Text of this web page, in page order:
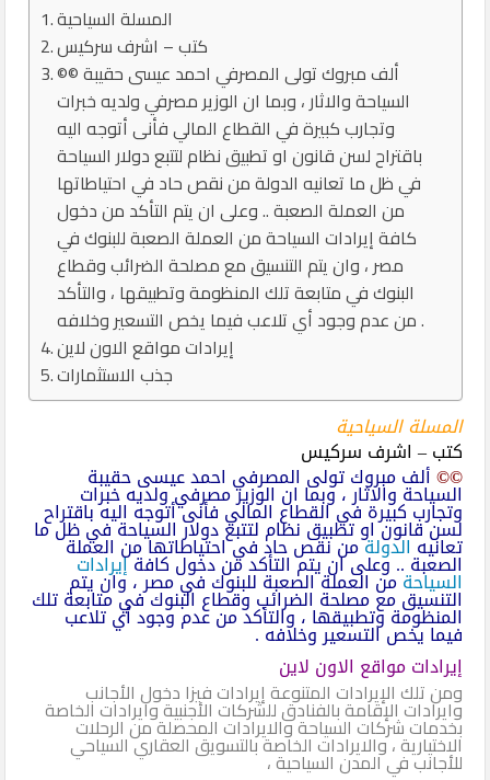
المسلة السياحية
كتب – اشرف سركيس
©© ألف مبروك تولى المصرفي احمد عيسى حقيبة
السياحة والاثار ، وبما ان الوزير مصرفي ولديه خبرات
وتجارب كبيرة في القطاع المالي فأنى أتوجه اليه
باقتراح لسن قانون او تطبيق نظام لتتبع دولار السياحة
في ظل ما تعانيه الدولة من نقص حاد في احتياطاتها
من العملة الصعبة .. وعلى ان يتم التأكد من دخول
كافة إيرادات السياحة من العملة الصعبة للبنوك في
مصر ، وان يتم التنسيق مع مصلحة الضرائب وقطاع
البنوك في متابعة تلك المنظومة وتطبيقها ، والتأكد
من عدم وجود أي تلاعب فيما يخص التسعير وخلافه .
إيرادات مواقع الاون لاين
جذب الاستثمارات
المسلة السياحية
كتب – اشرف سركيس
©©ألف مبروك تولى المصرفي احمد عيسى حقيبة
السياحة والاثار ، وبما ان الوزير مصرفي ولديه خبرات
وتجارب كبيرة في القطاع المالي فأنى أتوجه اليه باقتراح
لسن قانون او تطبيق نظام لتتبع دولار السياحة في ظل ما
تعانيهالدولةمن نقص حاد في احتياطاتها من العملة
الصعبة .. وعلى ان يتم التأكد من دخول كافةإيرادات
السياحةمن العملة الصعبة للبنوك في مصر ، وان يتم
التنسيق مع مصلحة الضرائب وقطاع البنوك في متابعة تلك
المنظومة وتطبيقها ، والتأكد من عدم وجود أي تلاعب
فيما يخص التسعير وخلافه .
إيرادات مواقع الاون لاين
ومن تلك الإيرادات المتنوعة إيرادات فيزا دخول الأجانب
وايرادات الإقامة بالفنادق للشركات الأجنبية وايرادات الخاصة
بخدمات شركات السياحة والايرادات المحصلة من الرحلات
الاختيارية ، والايرادات الخاصة بالتسويق العقاري السياحي
للأجانب في المدن السياحية ،